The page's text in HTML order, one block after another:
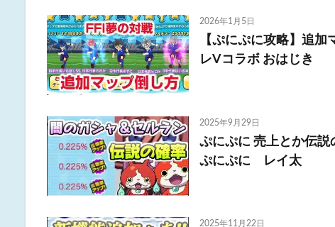
2026年1月5日
【ぷにぷに攻略】追加
レVコラボ おはじき
2025年9月29日
ぷにぷに 売上とか伝
ぷにぷに レイ太
2025年11月22日